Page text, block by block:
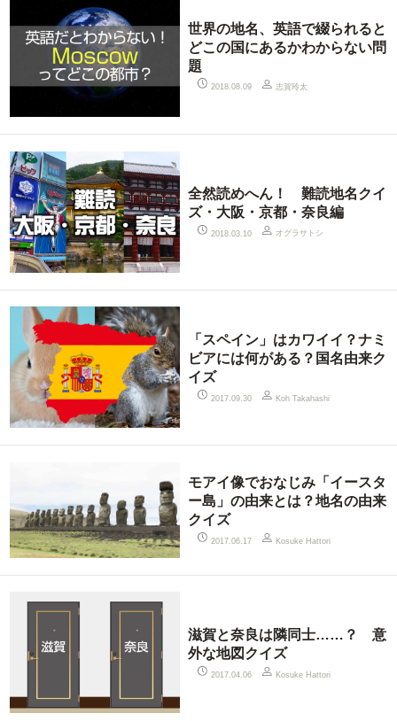
世界の地名、英語で綴られると
どこの国にあるかわからない問
題
2018.08.09 志賀玲太
全然読めへん！ 難読地名クイ
ズ・大阪・京都・奈良編
2018.03.10 オグラサトシ
「スペイン」はカワイイ？ナミ
ビアには何がある？国名由来ク
イズ
2017.09.30 Koh Takahashi
モアイ像でおなじみ「イースタ
ー島」の由来とは？地名の由来
クイズ
2017.06.17 Kosuke Hattori
滋賀と奈良は隣同士……？ 意
外な地図クイズ
2017.04.06 Kosuke Hattori